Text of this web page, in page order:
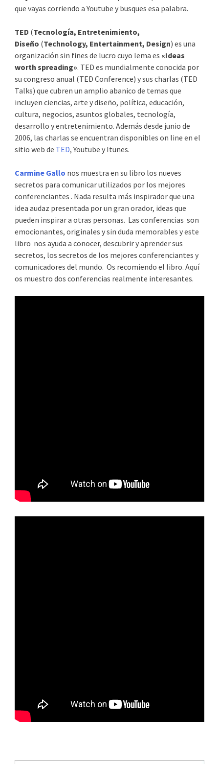
que vayas corriendo a Youtube y busques esa palabra.
TED (Tecnología, Entretenimiento,
Diseño (Technology, Entertainment, Design) es una
organización sin fines de lucro cuyo lema es «Ideas
worth spreading». TED es mundialmente conocida por
su congreso anual (TED Conference) y sus charlas (TED
Talks) que cubren un amplio abanico de temas que
incluyen ciencias, arte y diseño, política, educación,
cultura, negocios, asuntos globales, tecnología,
desarrollo y entretenimiento. Además desde junio de
2006, las charlas se encuentran disponibles on line en el
sitio web de TED, Youtube y Itunes.
Carmine Gallo nos muestra en su libro los nueves
secretos para comunicar utilizados por los mejores
conferenciantes . Nada resulta más inspirador que una
idea audaz presentada por un gran orador, ideas que
pueden inspirar a otras personas. Las conferencias son
emocionantes, originales y sin duda memorables y este
libro nos ayuda a conocer, descubrir y aprender sus
secretos, los secretos de los mejores conferenciantes y
comunicadores del mundo. Os recomiendo el libro. Aquí
os muestro dos conferencias realmente interesantes.